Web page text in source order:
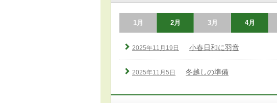
1月 2月 3月 4月
2025年11月19日 小春日和に羽音
2025年11月5日 冬越しの準備